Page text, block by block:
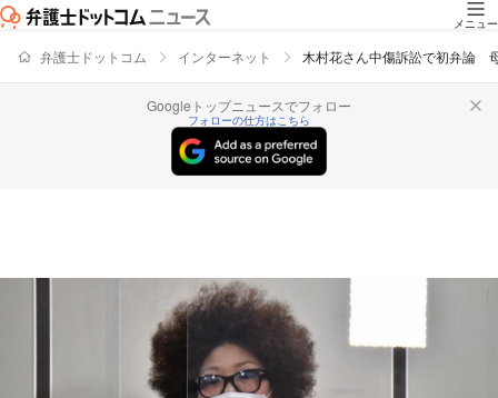
メニュー
弁護士ドットコム インターネット 木村花さん中傷訴訟で初弁論
Googleトップニュースでフォロー
フォローの仕方はこちら